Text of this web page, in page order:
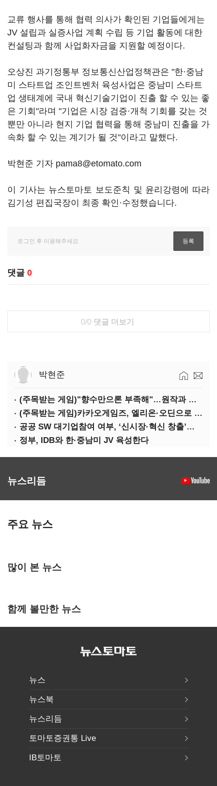
교류 행사를 통해 협력 의사가 확인된 기업들에게는
JV 설립과 실증사업 계획 수립 등 기업 활동에 대한
컨설팅과 함께 사업화자금을 지원할 예정이다.
오상진 과기정통부 정보통신산업정책관은 "한·중남
미 스타트업 조인트벤처 육성사업은 중남미 스타트
업 생태계에 국내 혁신기술기업이 진출 할 수 있는 좋
은 기회"라며 "기업은 시장 검증·개척 기회를 갖는 것
뿐만 아니라 현지 기업 협력을 통해 중남미 진출을 가
속화 할 수 있는 계기가 될 것"이라고 말했다.
박현준 기자 pama8@etomato.com
이 기사는 뉴스토마토 보도준칙 및 윤리강령에 따라
김기성 편집국장이 최종 확인·수정했습니다.
댓글 0
0/0 댓글 더보기
박현준
(주목받는 게임)"향수만으론 부족해"…원작과 차별화 성공한 '리니지M'
(주목받는 게임)카카오게임즈, 엘리온·오딘으로 MMORPG 투트랙 공세
공공 SW 대기업참여 여부, ‘신시장·혁신 창출’도 평가한다
정부, IDB와 한·중남미 JV 육성한다
뉴스리듬
주요 뉴스
많이 본 뉴스
함께 볼만한 뉴스
뉴스
뉴스북
뉴스리듬
토마토증권통 Live
IB토마토